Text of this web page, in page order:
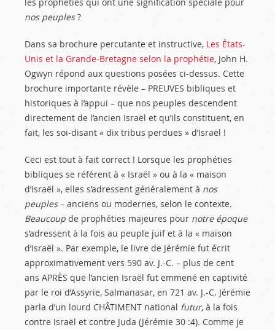
nos peuples?
Dans sa brochure percutante et instructive, Les États-
Unis et la Grande-Bretagne selon la prophétie, John H.
Ogwyn répond aux questions posées ci-dessus. Cette
brochure importante révèle – PREUVES bibliques et
historiques à l’appui – que nos peuples descendent
directement de l’ancien Israël et qu’ils constituent, en
fait, les soi-disant « dix tribus perdues » d’Israël !
Ceci est tout à fait correct ! Lorsque les prophéties
bibliques se réfèrent à « Israël » ou à la « maison
d’Israël », elles s’adressent généralement à nos
peuples– anciens ou modernes, selon le contexte.
Beaucoup de prophéties majeures pour notre époque
s’adressent à la fois au peuple juif et à la « maison
d’Israël ». Par exemple, le livre de Jérémie fut écrit
approximativement vers 590 av. J.-C. – plus de cent
ans APRÈS que l’ancien Israël fut emmené en captivité
par le roi d’Assyrie, Salmanasar, en 721 av. J.-C. Jérémie
parla d’un lourd CHÂTIMENT national futur, à la fois
contre Israël et contre Juda (Jérémie 30 :4). Comme je